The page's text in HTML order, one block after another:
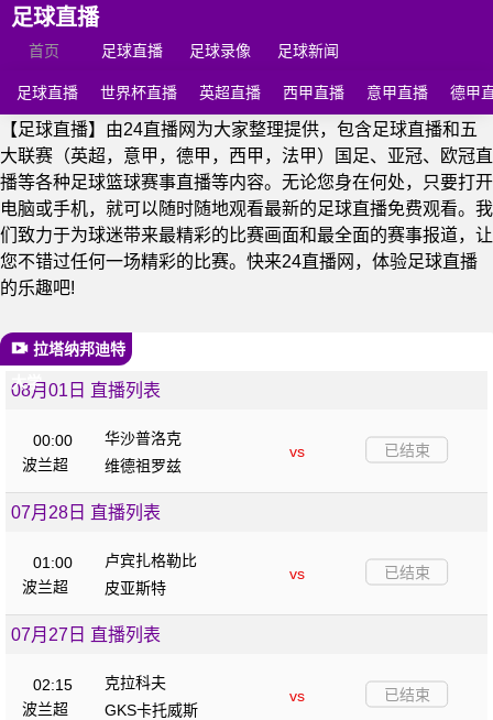
足球直播
首页 足球直播 足球录像 足球新闻
足球直播 世界杯直播 英超直播 西甲直播 意甲直播 德甲
【足球直播】由24直播网为大家整理提供，包含足球直播和五
大联赛（英超，意甲，德甲，西甲，法甲）国足、亚冠、欧冠直
播等各种足球篮球赛事直播等内容。无论您身在何处，只要打开
电脑或手机，就可以随时随地观看最新的足球直播免费观看。我
们致力于为球迷带来最精彩的比赛画面和最全面的赛事报道，让
您不错过任何一场精彩的比赛。快来24直播网，体验足球直播
的乐趣吧!
拉塔纳邦迪特
大学
08月01日 直播列表
00:00
波兰超
华沙普洛克
vs
维德祖罗兹
已结束
07月28日 直播列表
01:00
波兰超
卢宾扎格勒比
vs
皮亚斯特
已结束
07月27日 直播列表
02:15
波兰超
克拉科夫
vs
GKS卡托威斯
已结束